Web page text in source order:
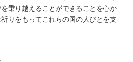
乗り越えることができることを心か
りをもってこれらの国の人びとを支